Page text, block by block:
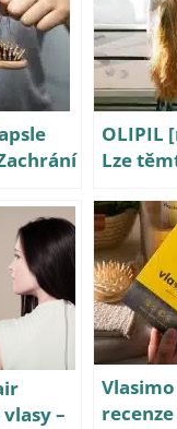
OLIPIL
Lze
vlasy
vlasy –
recenze